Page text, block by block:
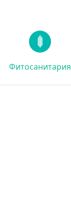
Фитосанитария